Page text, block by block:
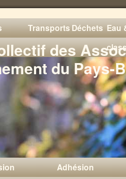
des
du Pays-
TransportsDéchets Eau
Adhésion